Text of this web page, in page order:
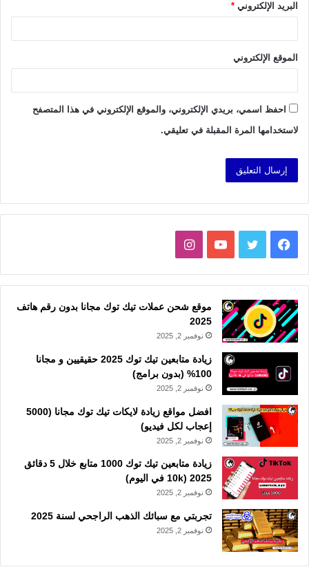
البريد الإلكتروني *
الموقع الإلكتروني
احفظ اسمي، بريدي الإلكتروني، والموقع الإلكتروني في هذا المتصفح
لاستخدامها المرة المقبلة في تعليقي.
فيسبوك تويتر يوتيوبانستقرام
موقع شحن عملات تيك توك مجانا بدون رقم هاتف
2025
نوفمبر 2, 2025
زيادة متابعين تيك توك 2025 حقيقيين و مجانا
100% (بدون برامج)
نوفمبر 2, 2025
افضل مواقع زيادة لايكات تيك توك مجانا (5000
إعجاب لكل فيديو)
نوفمبر 2, 2025
زيادة متابعين تيك توك 1000 متابع خلال 5 دقائق
2025 (10k في اليوم)
نوفمبر 2, 2025
تجربتي مع سبائك الذهب الراجحي لسنة 2025
نوفمبر 2, 2025